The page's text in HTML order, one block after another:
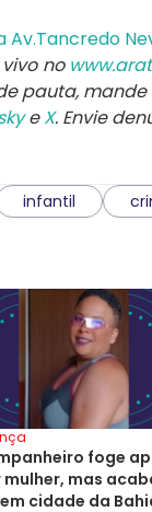
Av.Tancredo
no
pauta,
eX. Envie
infantil
foge
mas
cidade da